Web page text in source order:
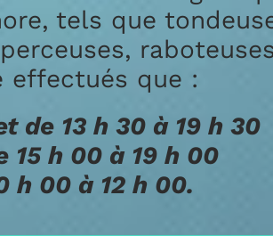
tels que tondeuse à
raboteuses ou
que :
13 h 30 à 19 h 30
h 00 à 19 h 00
à 12 h 00.